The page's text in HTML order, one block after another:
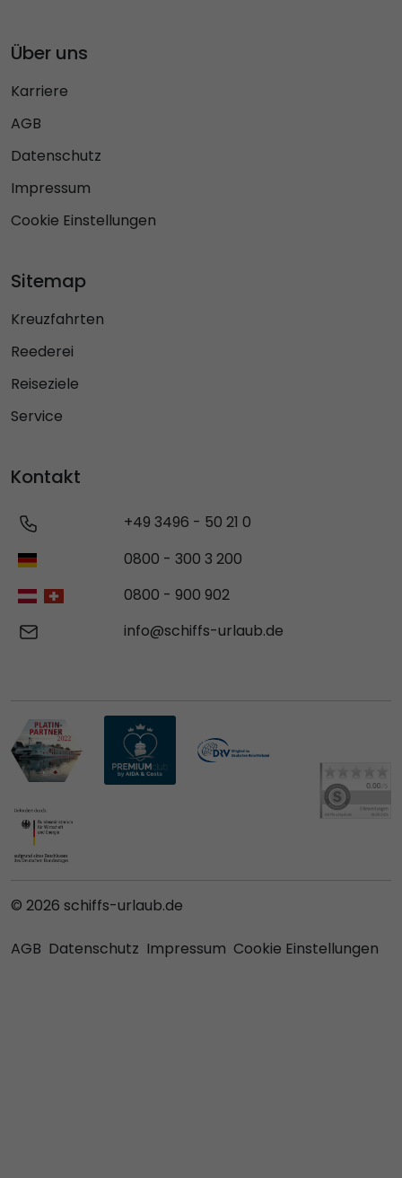
Über uns
Karriere
AGB
Datenschutz
Impressum
Cookie Einstellungen
Sitemap
Kreuzfahrten
Reederei
Reiseziele
Service
Kontakt
+49 3496 - 50 21 0
0800 - 300 3 200
0800 - 900 902
info@schiffs-urlaub.de
© 2026 schiffs-urlaub.de
AGB Datenschutz Impressum Cookie Einstellungen